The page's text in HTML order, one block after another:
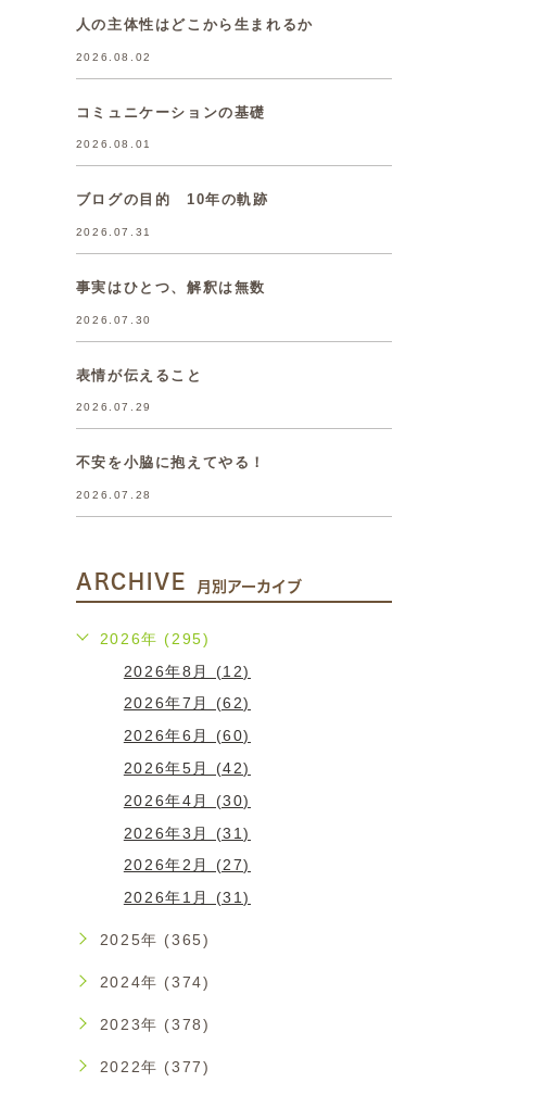
人の主体性はどこから生まれるか
2026.08.02
コミュニケーションの基礎
2026.08.01
ブログの目的 10年の軌跡
2026.07.31
事実はひとつ、解釈は無数
2026.07.30
表情が伝えること
2026.07.29
不安を小脇に抱えてやる！
2026.07.28
ARCHIVE 月別アーカイブ
2026年 (295)
2026年8月 (12)
2026年7月 (62)
2026年6月 (60)
2026年5月 (42)
2026年4月 (30)
2026年3月 (31)
2026年2月 (27)
2026年1月 (31)
2025年 (365)
2024年 (374)
2023年 (378)
2022年 (377)